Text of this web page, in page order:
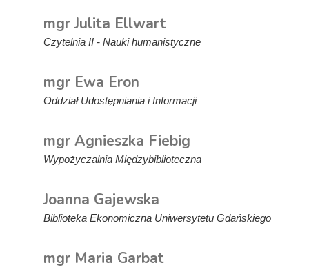
mgr Julita Ellwart
Czytelnia II - Nauki humanistyczne
mgr Ewa Eron
Oddział Udostępniania i Informacji
mgr Agnieszka Fiebig
Wypożyczalnia Międzybiblioteczna
Joanna Gajewska
Biblioteka Ekonomiczna Uniwersytetu Gdańskiego
mgr Maria Garbat